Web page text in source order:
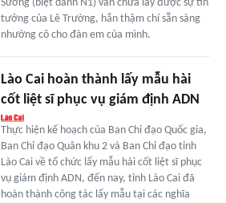
Sương (biệt danh N1) vẫn chưa lấy được sự tin
tưởng của Lê Trường, hắn thậm chí sẵn sàng
nhường cô cho đàn em của mình.
Lào Cai hoàn thành lấy mẫu hài
cốt liệt sĩ phục vụ giám định ADN
Thực hiện kế hoạch của Ban Chỉ đạo Quốc gia,
Ban Chỉ đạo Quân khu 2 và Ban Chỉ đạo tỉnh
Lào Cai về tổ chức lấy mẫu hài cốt liệt sĩ phục
vụ giám định ADN, đến nay, tỉnh Lào Cai đã
hoàn thành công tác lấy mẫu tại các nghĩa